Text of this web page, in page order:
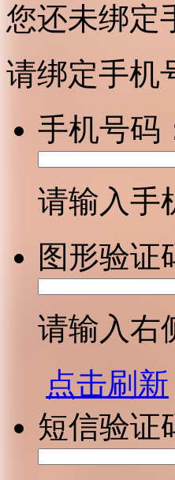
您还未绑定
请绑定手机
手机号码
请输入手
图形验证
请输入右
点击刷新
短信验证